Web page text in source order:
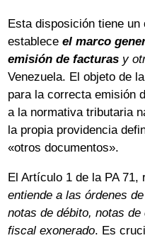
Esta disposición tiene
establece el marco
emisión de facturasy
Venezuela. El objeto de
para la correcta emisión
a la normativa tributaria
la propia providencia
«otros documentos».
El Artículo 1 de la PA 71,
entiende a las órdenes
notas de débito, notas
fiscal exonerado. Es